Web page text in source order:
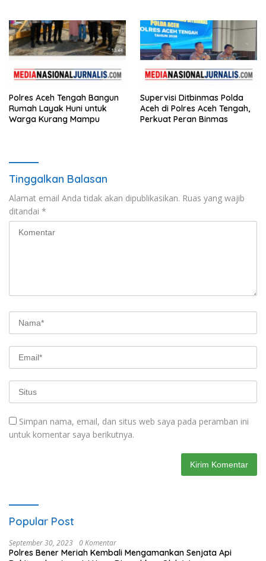
Polres Aceh Tengah Bangun
Rumah Layak Huni untuk
Warga Kurang Mampu
Supervisi Ditbinmas Polda
Aceh di Polres Aceh Tengah,
Perkuat Peran Binmas
Tinggalkan Balasan
Alamat email Anda tidak akan dipublikasikan. Ruas yang wajib
ditandai *
Simpan nama, email, dan situs web saya pada peramban ini
untuk komentar saya berikutnya.
Popular Post
September 30, 2023 0 Komentar
Polres Bener Meriah Kembali Mengamankan Senjata Api